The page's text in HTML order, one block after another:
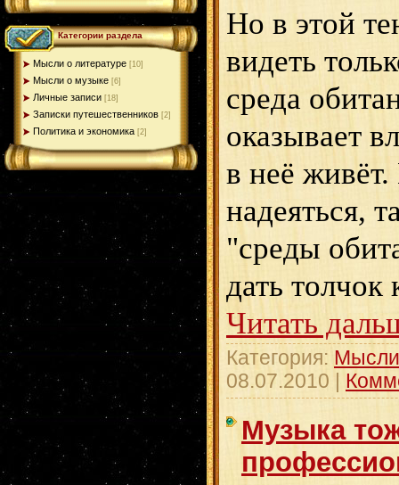
Категории раздела
Мысли о литературе [10]
Мысли о музыке [6]
Личные записи [18]
Записки путешественников [2]
Политика и экономика [2]
Но в этой
видеть
среда
оказывает
в неё
надеяться,
"среды
дать
Читать
Категория:
08.07.2010
Музыка